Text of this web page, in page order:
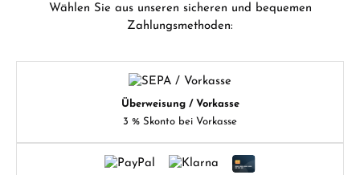
Wählen Sie aus unseren sicheren und bequemen
Zahlungsmethoden:
Überweisung / Vorkasse
3 % Skonto bei Vorkasse